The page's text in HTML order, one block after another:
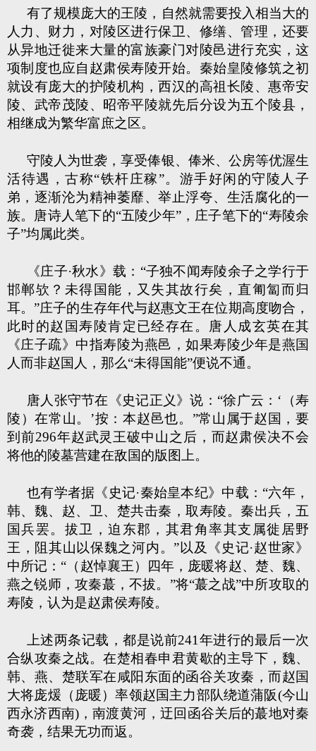
有了规模庞大的王陵，自然就需要投入相当大的
人力、财力，对陵区进行保卫、修缮、管理，还要
从异地迁徙来大量的富族豪门对陵邑进行充实，这
项制度也应自赵肃侯寿陵开始。秦始皇陵修筑之初
就设有庞大的护陵机构，西汉的高祖长陵、惠帝安
陵、武帝茂陵、昭帝平陵就先后分设为五个陵县，
相继成为繁华富庶之区。
守陵人为世袭，享受俸银、俸米、公房等优渥生
活待遇，古称“铁杆庄稼”。游手好闲的守陵人子
弟，逐渐沦为精神萎靡、举止浮夸、生活腐化的一
族。唐诗人笔下的“五陵少年”，庄子笔下的“寿陵余
子”均属此类。
《庄子·秋水》载：“子独不闻寿陵余子之学行于
邯郸欤？未得国能，又失其故行矣，直匍匐而归
耳。”庄子的生存年代与赵惠文王在位期高度吻合，
此时的赵国寿陵肯定已经存在。唐人成玄英在其
《庄子疏》中指寿陵为燕邑，如果寿陵少年是燕国
人而非赵国人，那么“未得国能”便说不通。
唐人张守节在《史记正义》说：“徐广云：‘（寿
陵）在常山。’按：本赵邑也。”常山属于赵国，要
到前296年赵武灵王破中山之后，而赵肃侯决不会
将他的陵墓营建在敌国的版图上。
也有学者据《史记·秦始皇本纪》中载：“六年，
韩、魏、赵、卫、楚共击秦，取寿陵。秦出兵，五
国兵罢。拔卫，迫东郡，其君角率其支属徙居野
王，阻其山以保魏之河内。”以及《史记·赵世家》
中所记：“（赵悼襄王）四年，庞暖将赵、楚、魏、
燕之锐师，攻秦蕞，不拔。”将“蕞之战”中所攻取的
寿陵，认为是赵肃侯寿陵。
上述两条记载，都是说前241年进行的最后一次
合纵攻秦之战。在楚相春申君黄歇的主导下，魏、
韩、燕、楚联军在咸阳东面的函谷关攻秦，而赵国
大将庞煖（庞暖）率领赵国主力部队绕道蒲阪(今山
西永济西南)，南渡黄河，迂回函谷关后的蕞地对秦
奇袭，结果无功而返。